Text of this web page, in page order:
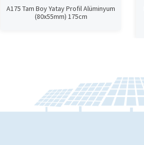
A175 Tam Boy Yatay Profil Alüminyum
(80x55mm) 175cm